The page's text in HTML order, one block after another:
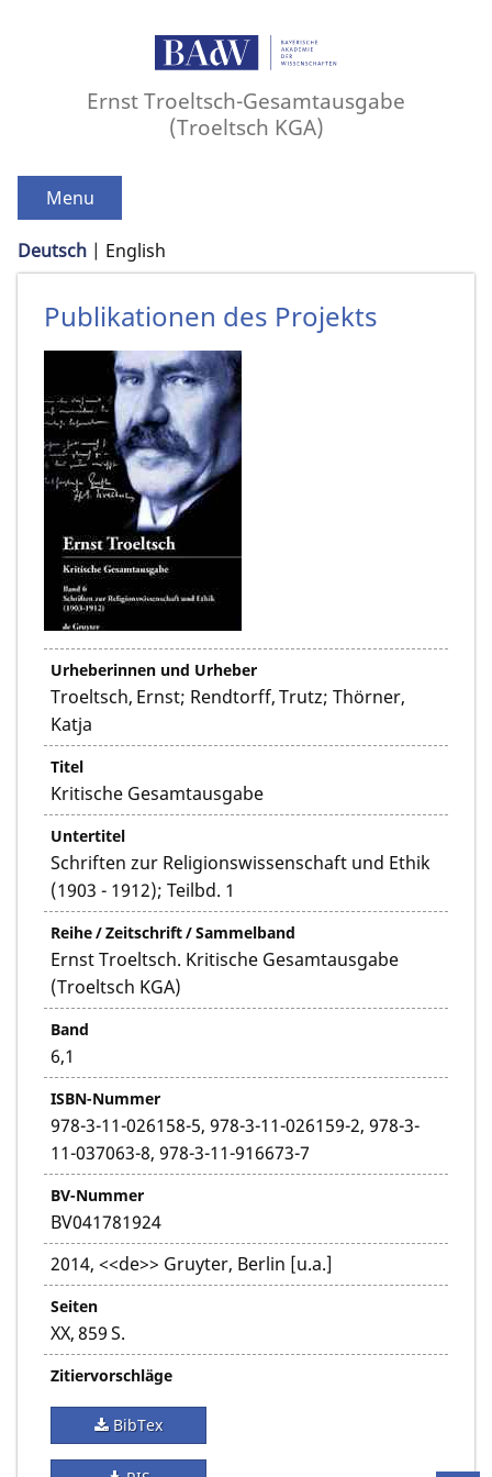
Ernst Troeltsch-Gesamtausgabe
(Troeltsch KGA)
Menu
Deutsch English
Publikationen des Projekts
Urheberinnen und Urheber
Troeltsch, Ernst; Rendtorff, Trutz; Thörner,
Katja
Titel
Kritische Gesamtausgabe
Untertitel
Schriften zur Religionswissenschaft und Ethik
(1903 - 1912); Teilbd. 1
Reihe / Zeitschrift / Sammelband
Ernst Troeltsch. Kritische Gesamtausgabe
(Troeltsch KGA)
Band
6,1
ISBN-Nummer
978-3-11-026158-5, 978-3-11-026159-2, 978-3-
11-037063-8, 978-3-11-916673-7
BV-Nummer
BV041781924
2014, <<de>> Gruyter, Berlin [u.a.]
Seiten
XX, 859 S.
Zitiervorschläge
BibTex